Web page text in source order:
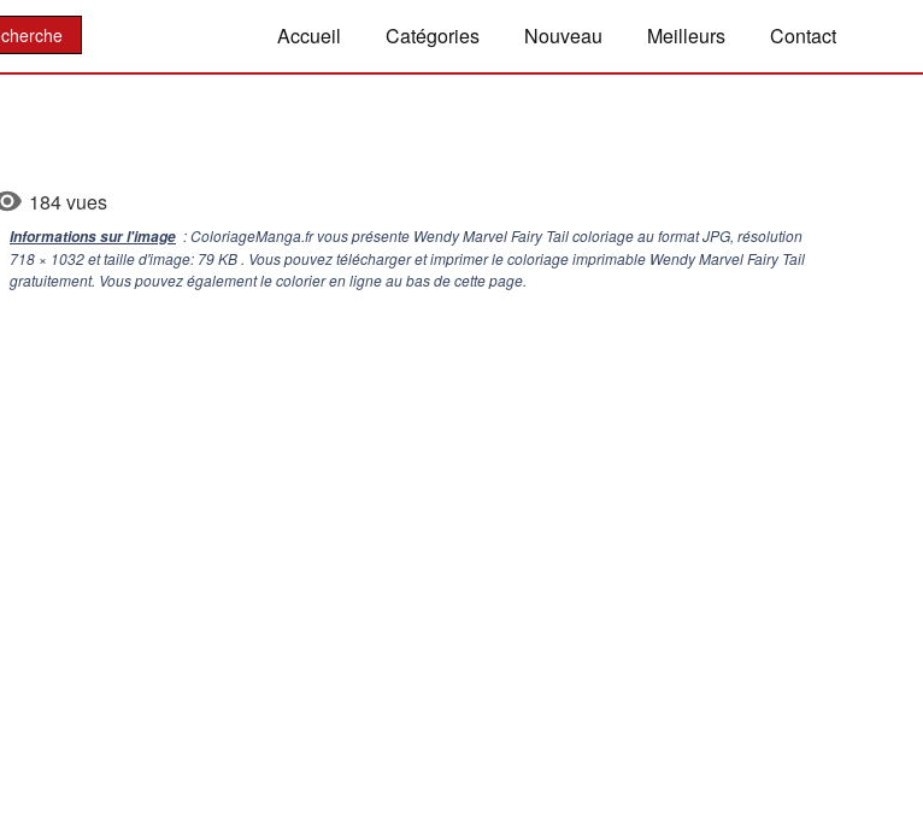
Accueil Catégories Nouveau Meilleurs Contact
184 vues
Informations sur l'image : ColoriageManga.fr vous présente Wendy Marvel Fairy Tail coloriage au format JPG, résolution
718 × 1032et taille d'image: 79 KB . Vous pouvez télécharger et imprimer le coloriage imprimable Wendy Marvel Fairy Tail
gratuitement. Vous pouvez également le colorier en ligne au bas de cette page.